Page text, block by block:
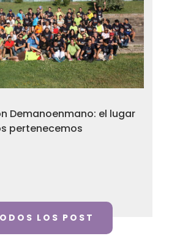
Demanoenmano: el lugar
pertenecemos
LOS POST